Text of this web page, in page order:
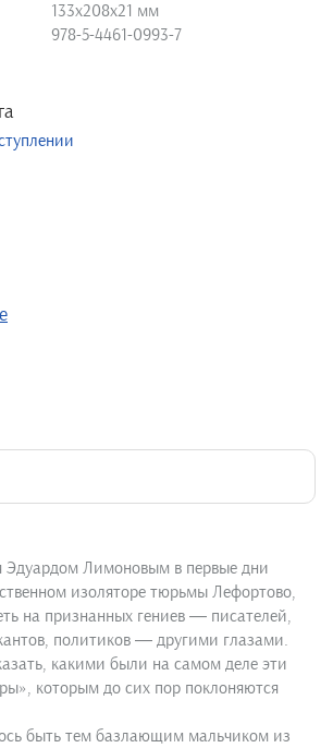
133х208х21 мм
978-5-4461-0993-7
Эдуардом Лимоновым в первые дни
изоляторе тюрьмы Лефортово,
на признанных гениев ― писателей,
политиков ― другими глазами.
какими были на самом деле эти
которым до сих пор поклоняются
быть тем базлающим мальчиком из